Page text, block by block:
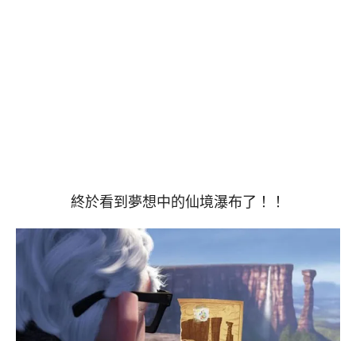
終於看到夢想中的仙境瀑布了！！